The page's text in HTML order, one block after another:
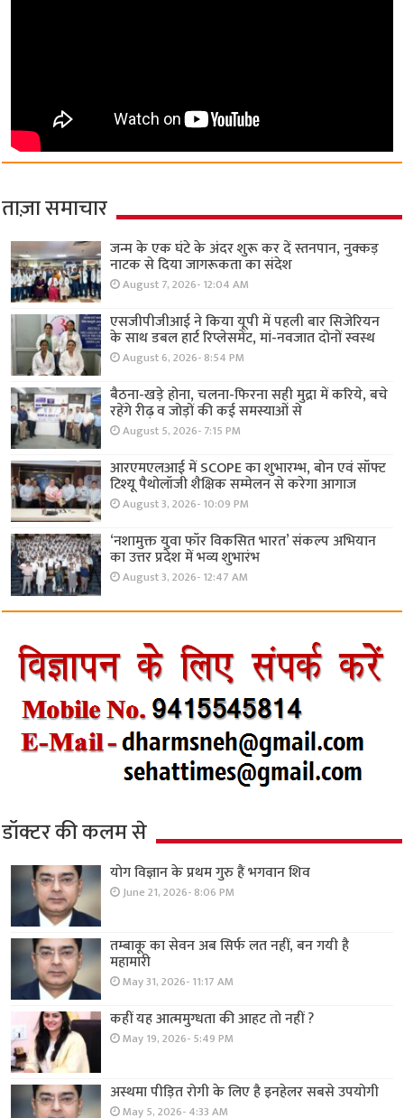
ताज़ा समाचार
जन्म के एक घंटे के अंदर शुरू कर दें स्तनपान, नुक्कड़
नाटक से दिया जागरूकता का संदेश
August 7, 2026- 12:04 AM
एसजीपीजीआई ने किया यूपी में पहली बार सिजेरियन
के साथ डबल हार्ट रिप्लेसमेंट, मां-नवजात दोनों स्वस्थ
August 6, 2026- 8:54 PM
बैठना-खड़े होना, चलना-फिरना सही मुद्रा में करिये, बचे
रहेंगे रीढ़ व जोड़ों की कई समस्याओं से
August 5, 2026- 7:15 PM
आरएमएलआई में SCOPE का शुभारम्भ, बोन एवं सॉफ्ट
टिश्यू पैथोलॉजी शैक्षिक सम्मेलन से करेगा आगाज
August 3, 2026- 10:09 PM
‘नशामुक्त युवा फॉर विकसित भारत’ संकल्प अभियान
का उत्तर प्रदेश में भव्य शुभारंभ
August 3, 2026- 12:47 AM
डॉक्टर की कलम से
योग विज्ञान के प्रथम गुरु हैं भगवान शिव
June 21, 2026- 8:06 PM
तम्बाकू का सेवन अब सिर्फ लत नहीं, बन गयी है
महामारी
May 31, 2026- 11:17 AM
कहीं यह आत्ममुग्धता की आहट तो नहीं ?
May 19, 2026- 5:49 PM
अस्थमा पीड़ित रोगी के लिए है इनहेलर सबसे उपयोगी
May 5, 2026- 4:33 AM